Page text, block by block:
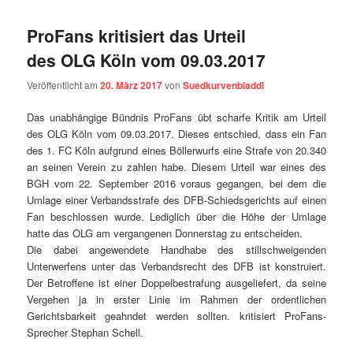
ProFans kritisiert das Urteil
des OLG Köln vom 09.03.2017
Veröffentlicht am20. März 2017vonSuedkurvenbladdl
Das unabhängige Bündnis ProFans übt scharfe Kritik am Urteil
des OLG Köln vom 09.03.2017. Dieses entschied, dass ein Fan
des 1. FC Köln aufgrund eines Böllerwurfs eine Strafe von 20.340
an seinen Verein zu zahlen habe. Diesem Urteil war eines des
BGH vom22. September 2016voraus gegangen, bei dem die
Umlage einer Verbandsstrafe des DFB-Schiedsgerichts auf einen
Fan beschlossen wurde. Lediglich über die Höhe der Umlage
hatte das OLG am vergangenen Donnerstag zu entscheiden.
Die dabei angewendete Handhabe des stillschweigenden
Unterwerfens unter das Verbandsrecht des DFB ist konstruiert.
Der Betroffene ist einer Doppelbestrafung ausgeliefert, da seine
Vergehen ja in erster Linie im Rahmen der ordentlichen
Gerichtsbarkeit geahndet werden sollten. kritisiert ProFans-
Sprecher Stephan Schell.